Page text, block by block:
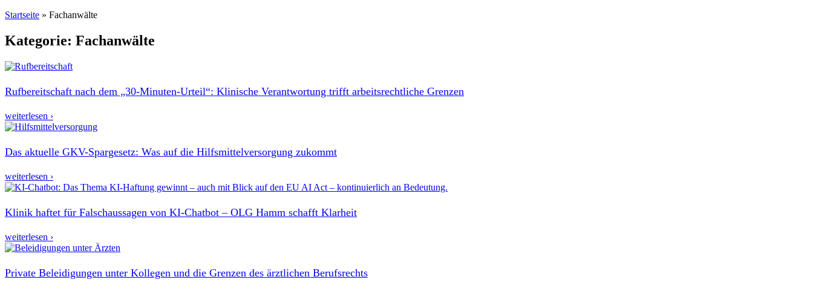
Startseite » Fachanwälte
Kategorie: Fachanwälte
Rufbereitschaft nach dem „30‑Minuten-Urteil“: Klinische Verantwortung trifft arbeitsrechtliche Grenzen
weiterlesen ›
Das aktuelle GKV-Spargesetz: Was auf die Hilfsmittelversorgung zukommt
weiterlesen ›
Klinik haftet für Falschaussagen von KI-Chatbot – OLG Hamm schafft Klarheit
weiterlesen ›
Private Beleidigungen unter Kollegen und die Grenzen des ärztlichen Berufsrechts